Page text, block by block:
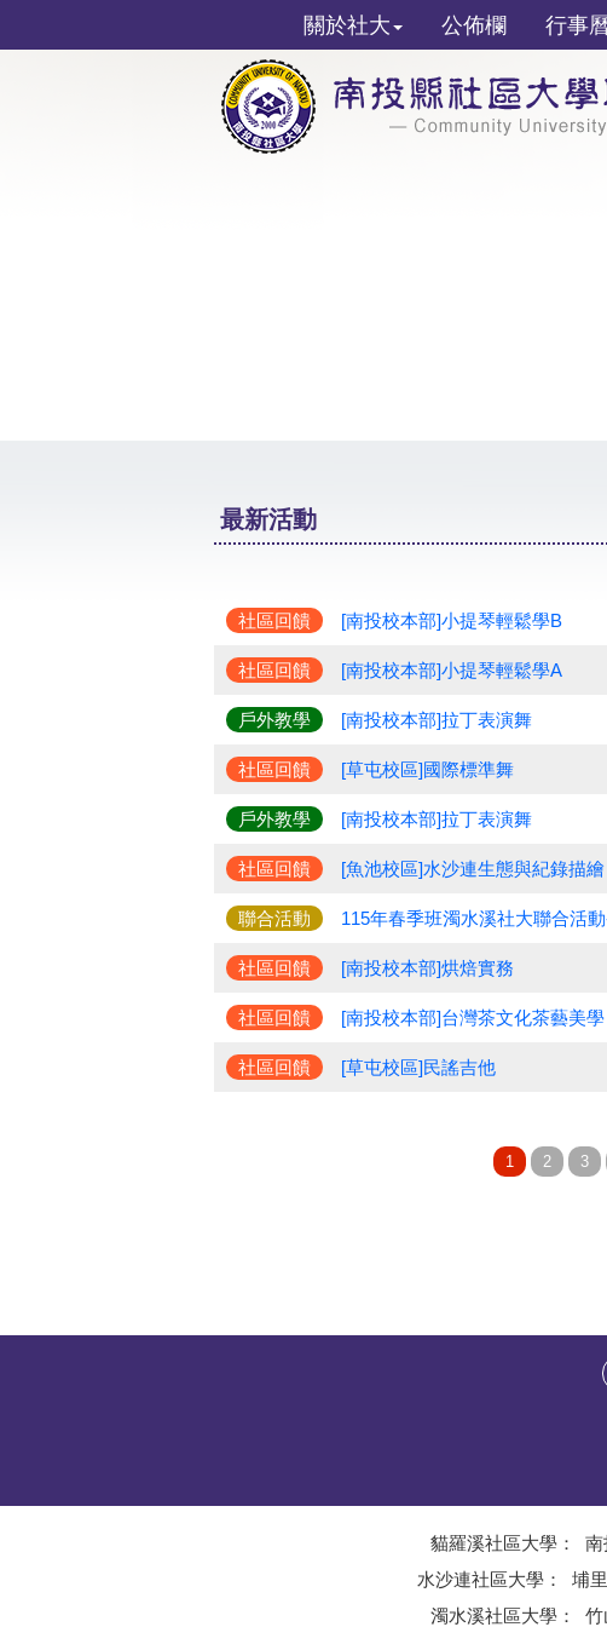
關於社大 公佈欄 行事
最新活動
社區回饋 [南投校本部]小提琴輕鬆學B
社區回饋 [南投校本部]小提琴輕鬆學A
戶外教學 [南投校本部]拉丁表演舞
社區回饋 [草屯校區]國際標準舞
戶外教學 [南投校本部]拉丁表演舞
社區回饋 [魚池校區]水沙連生態與紀錄描繪
聯合活動 115年春季班濁水溪社大聯合活
社區回饋 [南投校本部]烘焙實務
社區回饋 [南投校本部]台灣茶文化茶藝美學
社區回饋 [草屯校區]民謠吉他
貓羅溪社區大學： 南
水沙連社區大學： 埔
濁水溪社區大學： 竹